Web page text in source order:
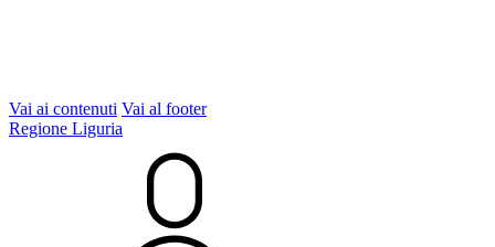
Vai ai contenuti Vai al footer
Regione Liguria